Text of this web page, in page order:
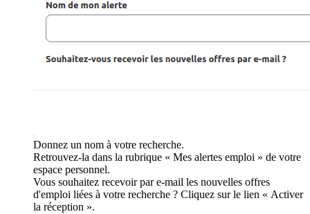
Donnez un nom à votre recherche.
Retrouvez-la dans la rubrique « Mes alertes emploi » de votre
espace personnel.
Vous souhaitez recevoir par e-mail les nouvelles offres
d'emploi liées à votre recherche ? Cliquez sur le lien « Activer
la réception ».